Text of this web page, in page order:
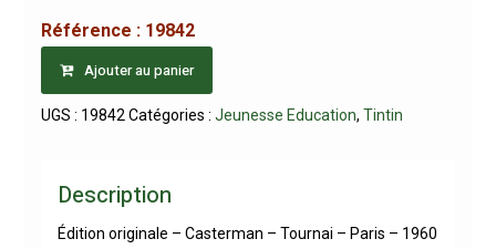
Référence : 19842
Ajouter au panier
UGS : 19842 Catégories : Jeunesse Education, Tintin
Description
Édition originale – Casterman – Tournai – Paris – 1960